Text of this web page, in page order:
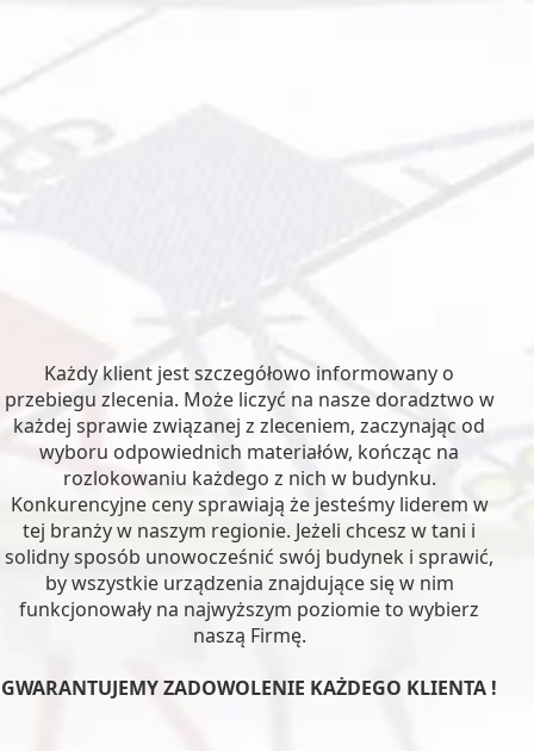
Każdy klient jest szczegółowo informowany o
przebiegu zlecenia. Może liczyć na nasze doradztwo w
każdej sprawie związanej z zleceniem, zaczynając od
wyboru odpowiednich materiałów, kończąc na
rozlokowaniu każdego z nich w budynku.
Konkurencyjne ceny sprawiają że jesteśmy liderem w
tej branży w naszym regionie. Jeżeli chcesz w tani i
solidny sposób unowocześnić swój budynek i sprawić,
by wszystkie urządzenia znajdujące się w nim
funkcjonowały na najwyższym poziomie to wybierz
naszą Firmę.
GWARANTUJEMY ZADOWOLENIE KAŻDEGO KLIENTA !